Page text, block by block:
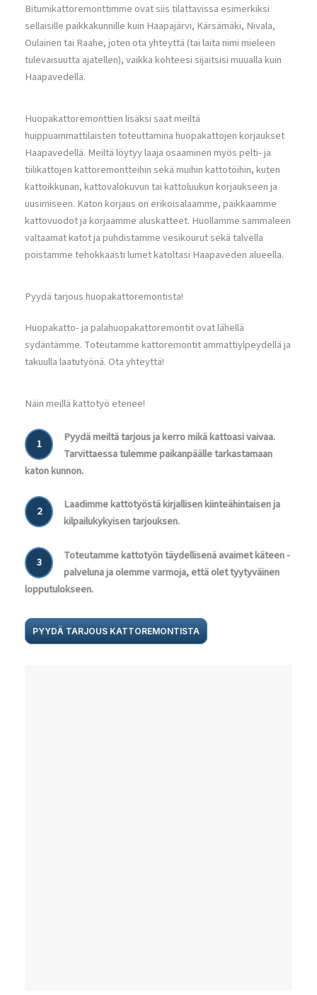
Bitumikattoremonttimme ovat siis tilattavissa esimerkiksi
sellaisille paikkakunnille kuin Haapajärvi, Kärsämäki, Nivala,
Oulainen tai Raahe, joten ota yhteyttä (tai laita nimi mieleen
tulevaisuutta ajatellen), vaikka kohteesi sijaitsisi muualla kuin
Haapavedellä.
Huopakattoremonttien lisäksi saat meiltä
huippuammattilaisten toteuttamina huopakattojen korjaukset
Haapavedellä. Meiltä löytyy laaja osaaminen myös pelti- ja
tiilikattojen kattoremontteihin sekä muihin kattotöihin, kuten
kattoikkunan, kattovalokuvun tai kattoluukun korjaukseen ja
uusimiseen. Katon korjaus on erikoisalaamme, paikkaamme
kattovuodot ja korjaamme aluskatteet. Huollamme sammaleen
valtaamat katot ja puhdistamme vesikourut sekä talvella
poistamme tehokkaasti lumet katoltasi Haapaveden alueella.
Pyydä tarjous huopakattoremontista!
Huopakatto- ja palahuopakattoremontit ovat lähellä
sydäntämme. Toteutamme kattoremontit ammattiylpeydellä ja
takuulla laatutyönä. Ota yhteyttä!
Näin meillä kattotyö etenee!
1
Pyydä meiltä tarjous ja kerro mikä kattoasi vaivaa.
Tarvittaessa tulemme paikanpäälle tarkastamaan
katon kunnon.
2
Laadimme kattotyöstä kirjallisen kiinteähintaisen ja
kilpailukykyisen tarjouksen.
3
Toteutamme kattotyön täydellisenä avaimet käteen -
palveluna ja olemme varmoja, että olet tyytyväinen
lopputulokseen.
PYYDÄ TARJOUS KATTOREMONTISTA